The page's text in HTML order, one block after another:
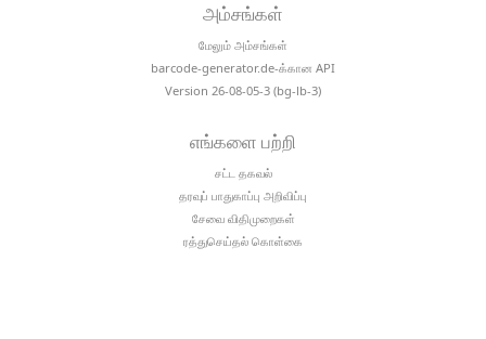
அம்சங்கள்
மேலும் அம்சங்கள்
barcode-generator.de-க்கான API
Version 26-08-05-3 (bg-lb-3)
எங்களை பற்றி
சட்ட தகவல்
தரவுப் பாதுகாப்பு அறிவிப்பு
சேவை விதிமுறைகள்
ரத்துசெய்தல் கொள்கை